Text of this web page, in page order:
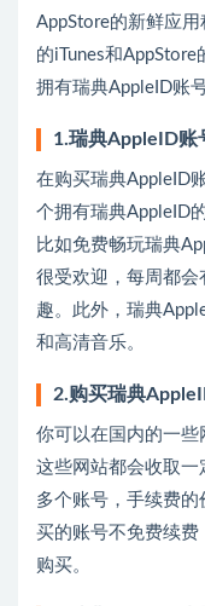
AppStore的新鲜应
的iTunes和
拥有瑞典AppleID账
1.瑞典AppleID账
在购买瑞典AppleID
个拥有瑞典AppleID
比如免费畅玩瑞典
很受欢迎，每周都
趣。此外，瑞典
和高清音乐。
2.购买瑞典
你可以在国内的一些
这些网站都会收取
多个账号，手续费
买的账号不免费续
购买。